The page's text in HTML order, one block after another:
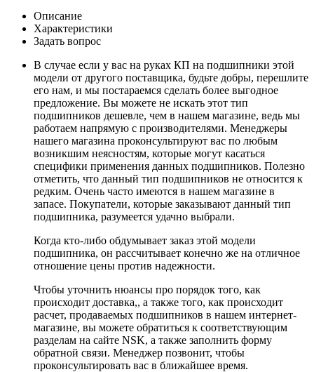
Описание
Характеристики
Задать вопрос
В случае если у вас на руках КП на подшипники этой
модели от другого поставщика, будьте добры, перешлите
его нам, и мы постараемся сделать более выгодное
предложение. Вы можете не искать этот тип
подшипников дешевле, чем в нашем магазине, ведь мы
работаем напрямую с производителями. Менеджеры
нашего магазина проконсультируют вас по любым
возникшим неясностям, которые могут касаться
специфики применения данных подшипников. Полезно
отметить, что данный тип подшипников не относится к
редким. Очень часто имеются в нашем магазине в
запасе. Покупатели, которые заказывают данный тип
подшипника, разумеется удачно выбрали.
Когда кто-либо обдумывает заказ этой модели
подшипника, он рассчитывает конечно же на отличное
отношение цены против надежности.
Чтобы уточнить нюансы про порядок того, как
происходит доставка,, а также того, как происходит
расчет, продаваемых подшипников в нашем интернет-
магазине, вы можете обратиться к соответствующим
разделам на сайте NSK, а также заполнить форму
обратной связи. Менеджер позвонит, чтобы
проконсультировать вас в ближайшее время.